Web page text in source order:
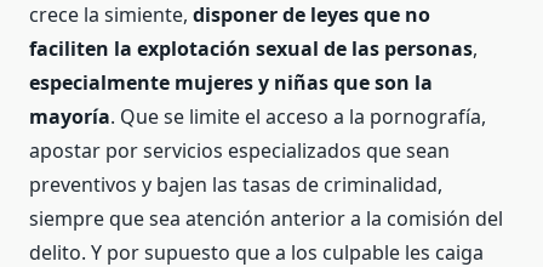
crece la simiente, disponer de leyes que no
faciliten la explotación sexual de las personas,
especialmente mujeres y niñas que son la
mayoría. Que se limite el acceso a la pornografía,
apostar por servicios especializados que sean
preventivos y bajen las tasas de criminalidad,
siempre que sea atención anterior a la comisión del
delito. Y por supuesto que a los culpable les caiga